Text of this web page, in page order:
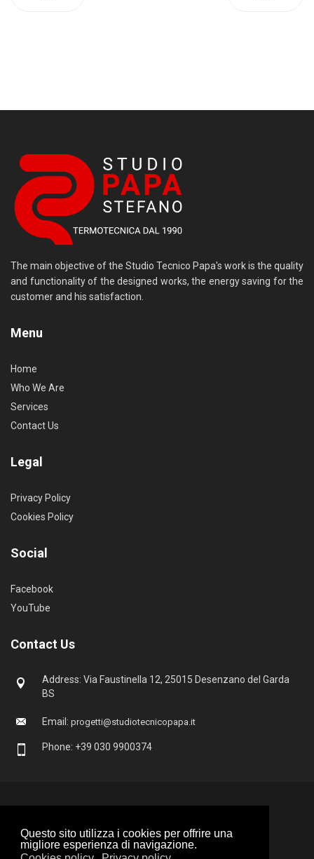
Questo sito utilizza i cookies per offrire una
migliore esperienza di navigazione.
The main objective of the Studio Tecnico Papa's work is the quality
and functionality of the designed works, the energy saving for the
customer and his satisfaction.
Menu
Home
Who We Are
Services
Contact Us
Legal
Privacy Policy
Cookies Policy
Social
Facebook
YouTube
Contact Us
Address: Via Faustinella 12, 25015 Desenzano del Garda
BS
Email: progetti@studiotecnicopapa.it
Phone: +39 030 9900374